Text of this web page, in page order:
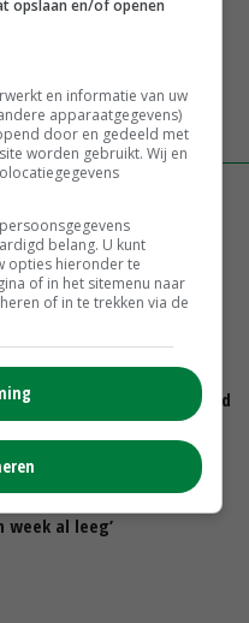
Huizinga: ‘Bezoek van
zelf groente plukken’
Frijns doet het verrassend
steeds meer problemen:
week al leeg’
opslaan en/of openen
en informatie van uw
apparaatgegevens)
door en gedeeld met
worden gebruikt. Wij en
belang. U kunt
opties hieronder te
of in het sitemenu naar
of in te trekken via de